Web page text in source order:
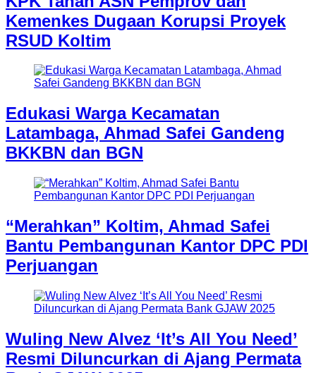
Kemenkes Dugaan Korupsi Proyek
RSUD Koltim
Edukasi Warga Kecamatan
Latambaga, Ahmad Safei Gandeng
BKKBN dan BGN
“Merahkan” Koltim, Ahmad Safei
Bantu Pembangunan Kantor DPC PDI
Perjuangan
Wuling New Alvez ‘It’s All You Need’
Resmi Diluncurkan di Ajang Permata